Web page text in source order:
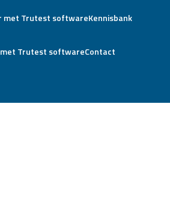
Kennisbank
Contact